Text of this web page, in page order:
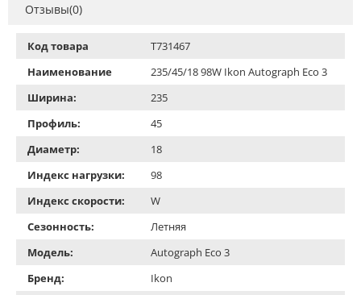
Отзывы(0)
Код товара
T731467
Наименование
235/45/18 98W Ikon Autograph Eco 3
Ширина:
235
Профиль:
45
Диаметр:
18
Индекс нагрузки:
98
Индекс скорости:
W
Сезонность:
Летняя
Модель:
Autograph Eco 3
Бренд:
Ikon